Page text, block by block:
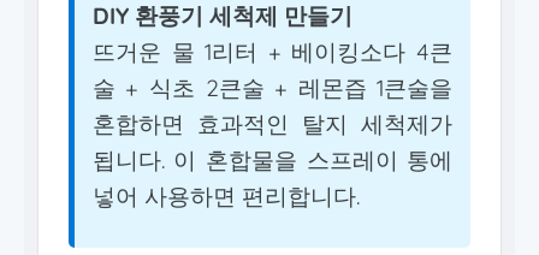
DIY 환풍기 세척제 만들기
뜨거운 물 1리터 + 베이킹소다 4큰
술 + 식초 2큰술 + 레몬즙 1큰술을
혼합하면 효과적인 탈지 세척제가
됩니다. 이 혼합물을 스프레이 통에
넣어 사용하면 편리합니다.